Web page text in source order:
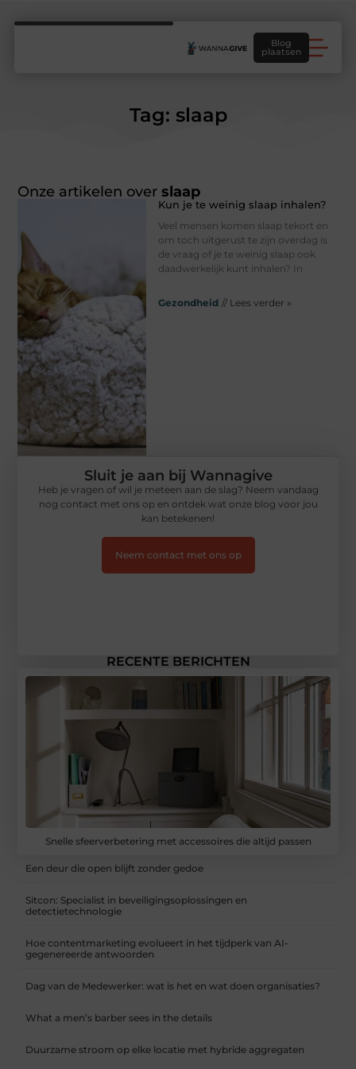
Blog
plaatsen
Tag: slaap
Onze artikelen overslaap
Kun je te weinig slaap inhalen?
Veel mensen komen slaap tekort en
om toch uitgerust te zijn overdag is
de vraag of je te weinig slaap ook
daadwerkelijk kunt inhalen? In
Gezondheid // Lees verder »
RECENTE BERICHTEN
Snelle sfeerverbetering met accessoires die altijd passen
Een deur die open blijft zonder gedoe
Sitcon: Specialist in beveiligingsoplossingen en
detectietechnologie
Hoe contentmarketing evolueert in het tijdperk van AI-
gegenereerde antwoorden
Dag van de Medewerker: wat is het en wat doen organisaties?
What a men’s barber sees in the details
Duurzame stroom op elke locatie met hybride aggregaten
Sluit je aan bij Wannagive
Heb je vragen of wil je meteen aan de slag? Neem vandaag
nog contact met ons op en ontdek wat onze blog voor jou
kan betekenen!
Neem contact met ons op